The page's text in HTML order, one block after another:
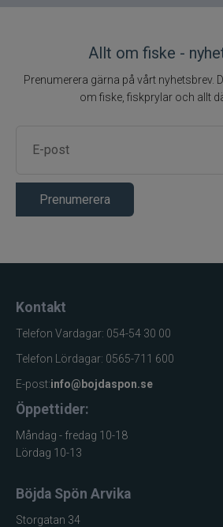
Allt om fiske -
Prenumerera gärna på vårt nyhetsbrev.
om fiske, fiskprylar och allt
Prenumerera
Kontakt
Telefon Vardagar: 054-54 30 00
Telefon Lördagar: 0565-711 600
E-post:info@bojdaspon.se
Öppettider:
Måndag - fredag 10-18
Lördag 10-13
Böjda Spön Arvika
Storgatan 34